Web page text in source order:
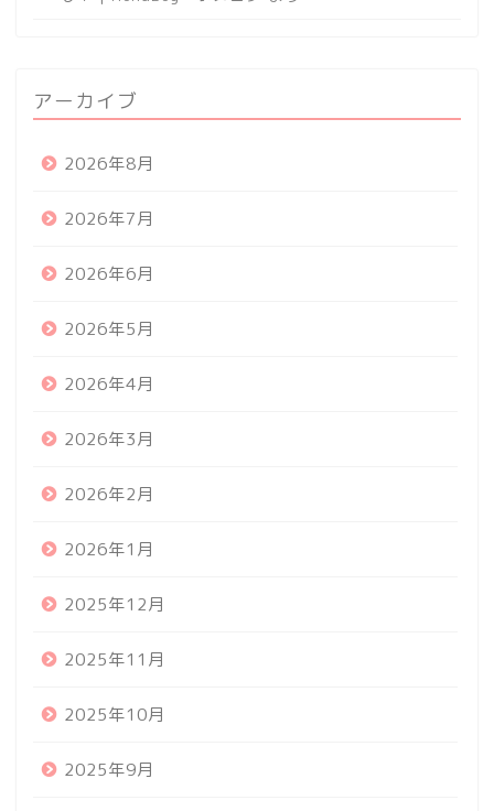
アーカイブ
2026年8月
2026年7月
2026年6月
2026年5月
2026年4月
2026年3月
2026年2月
2026年1月
2025年12月
2025年11月
2025年10月
2025年9月